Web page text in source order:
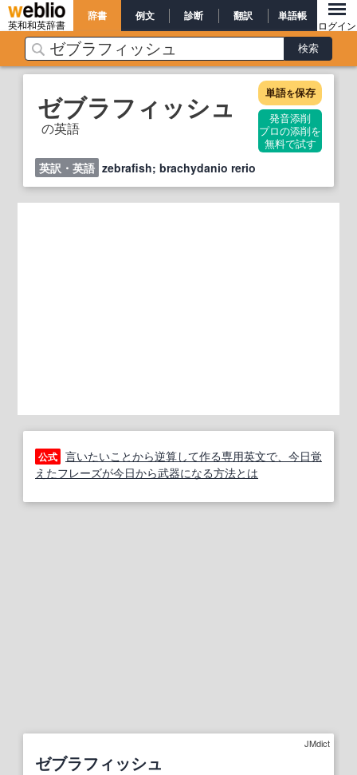
英和和英辞書
辞書 例文 診断 翻訳 単語帳
ログイン
ゼブラフィッシュ
の英語
単語を保存
発音添削
プロの添削を
無料で試す
英訳・英語 zebrafish; brachydanio rerio
公式 言いたいことから逆算して作る専用英文で、今日覚
えたフレーズが今日から武器になる方法とは
JMdict
ゼブラフィッシュ